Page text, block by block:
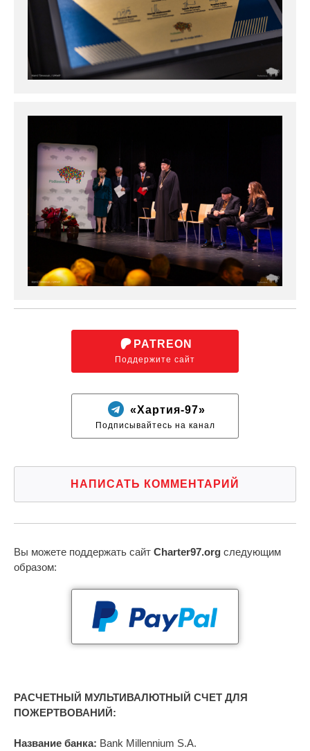
PATREON
Поддержите сайт
«Хартия-97»
Подписывайтесь на канал
НАПИСАТЬ КОММЕНТАРИЙ
Вы можете поддержать сайт Charter97.org следующим
образом:
РАСЧЕТНЫЙ МУЛЬТИВАЛЮТНЫЙ СЧЕТ ДЛЯ
ПОЖЕРТВОВАНИЙ:
Название банка: Bank Millennium S.A.